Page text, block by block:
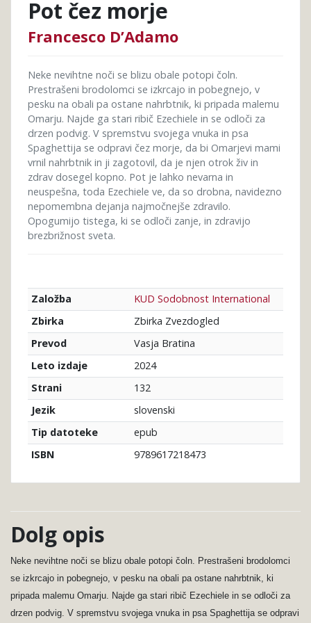
Pot čez morje
Francesco D’Adamo
Neke nevihtne noči se blizu obale potopi čoln.
Prestrašeni brodolomci se izkrcajo in pobegnejo, v
pesku na obali pa ostane nahrbtnik, ki pripada malemu
Omarju. Najde ga stari ribič Ezechiele in se odloči za
drzen podvig. V spremstvu svojega vnuka in psa
Spaghettija se odpravi čez morje, da bi Omarjevi mami
vrnil nahrbtnik in ji zagotovil, da je njen otrok živ in
zdrav dosegel kopno. Pot je lahko nevarna in
neuspešna, toda Ezechiele ve, da so drobna, navidezno
nepomembna dejanja najmočnejše zdravilo.
Opogumijo tistega, ki se odloči zanje, in zdravijo
brezbrižnost sveta.
Založba
KUD Sodobnost International
Zbirka
Zbirka Zvezdogled
Prevod
Vasja Bratina
Leto izdaje
2024
Strani
132
Jezik
slovenski
Tip datoteke
epub
ISBN
9789617218473
Dolg opis
Neke nevihtne noči se blizu obale potopi čoln. Prestrašeni brodolomci
se izkrcajo in pobegnejo, v pesku na obali pa ostane nahrbtnik, ki
pripada malemu Omarju. Najde ga stari ribič Ezechiele in se odloči za
drzen podvig. V spremstvu svojega vnuka in psa Spaghettija se odpravi